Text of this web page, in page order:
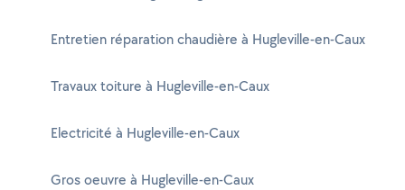
Entretien réparation chaudière à Hugleville-en-Caux
Travaux toiture à Hugleville-en-Caux
Electricité à Hugleville-en-Caux
Gros oeuvre à Hugleville-en-Caux